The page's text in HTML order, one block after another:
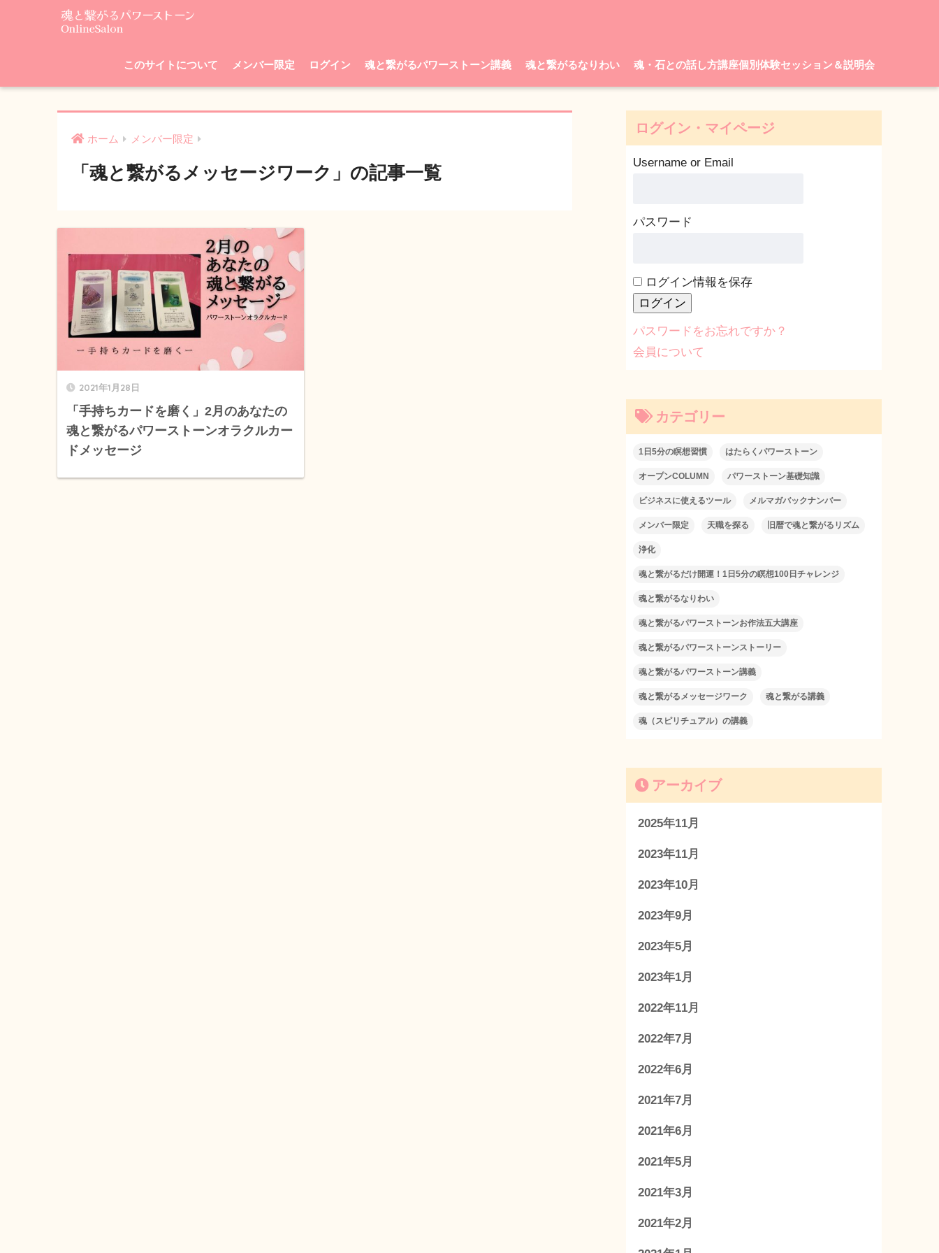
このサイトについて メンバー限定 ログイン 魂と繋がるパワーストーン講義 魂と繋がるなりわい 魂・石との話し方講座個別体験セッション＆説明会
ホーム メンバー限定
「魂と繋がるメッセージワーク」の記事一覧
2021年1月28日
「手持ちカードを磨く」2月のあなたの
魂と繋がるパワーストーンオラクルカー
ドメッセージ
ログイン・マイページ
Username or Email
パスワード
ログイン情報を保存
パスワードをお忘れですか？
会員について
カテゴリー
1日5分の瞑想習慣 はたらくパワーストーン
オープンCOLUMN パワーストーン基礎知識
ビジネスに使えるツール メルマガバックナンバー
メンバー限定 天職を探る 旧暦で魂と繋がるリズム
浄化
魂と繋がるだけ開運！1日5分の瞑想100日チャレンジ
魂と繋がるなりわい
魂と繋がるパワーストーンお作法五大講座
魂と繋がるパワーストーンストーリー
魂と繋がるパワーストーン講義
魂と繋がるメッセージワーク 魂と繋がる講義
魂（スピリチュアル）の講義
アーカイブ
2025年11月
2023年11月
2023年10月
2023年9月
2023年5月
2023年1月
2022年11月
2022年7月
2022年6月
2021年7月
2021年6月
2021年5月
2021年3月
2021年2月